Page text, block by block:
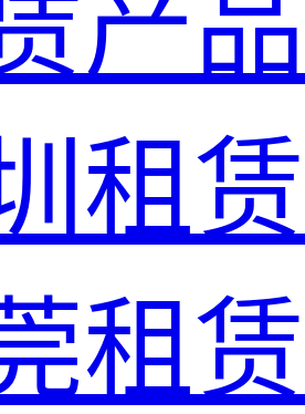
产品
租
租